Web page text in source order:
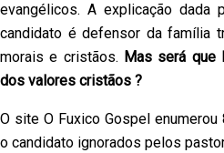
evangélicos. A explicação dada
candidato é defensor da família
morais e cristãos. Mas será que
dos valores cristãos ?
O site O Fuxico Gospel
o candidato ignorados pelos